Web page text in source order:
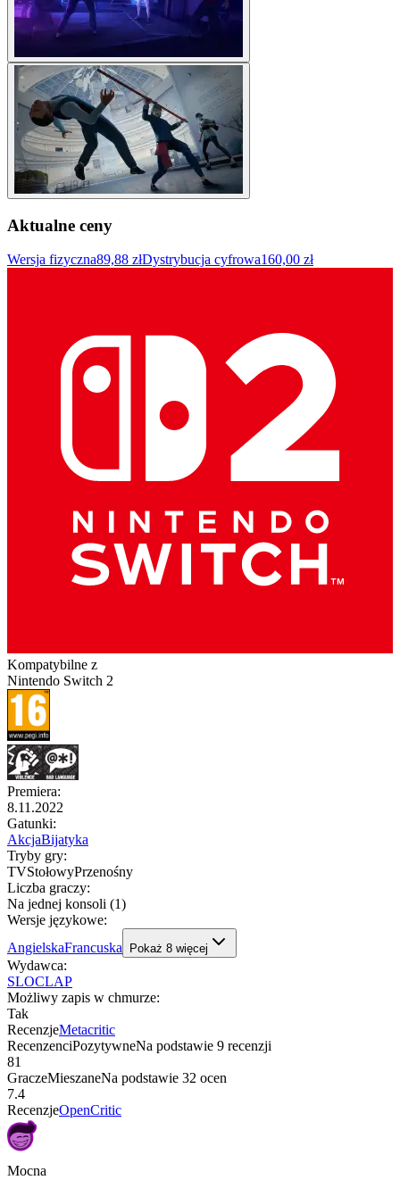
Aktualne ceny
Wersja fizyczna89,88 złDystrybucja cyfrowa160,00 zł
Kompatybilne z
Nintendo Switch 2
Premiera:
8.11.2022
Gatunki:
AkcjaBijatyka
Tryby gry:
TVStołowyPrzenośny
Liczba graczy:
Na jednej konsoli (1)
Wersje językowe:
AngielskaFrancuska Pokaż 8 więcej
Wydawca:
SLOCLAP
Możliwy zapis w chmurze:
Tak
RecenzjeMetacritic
RecenzenciPozytywneNa podstawie 9 recenzji
81
GraczeMieszaneNa podstawie 32 ocen
7.4
RecenzjeOpenCritic
Mocna